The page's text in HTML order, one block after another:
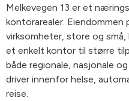
Melkevegen 13 er et
kontorarealer. Eiendommen
virksomheter, store og
et enkelt kontor til større
både regionale, nasjonale
driver innenfor helse,
reise.